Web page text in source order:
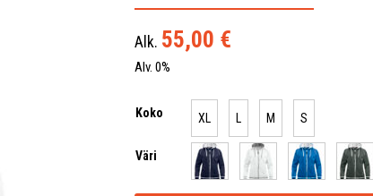
Alk. 55,00 €
Alv. 0%
Koko XL L M S
Väri